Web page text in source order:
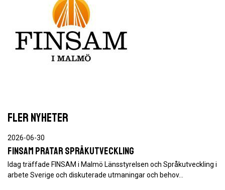
FLER NYHETER
2026-06-30
FINSAM pratar språkutveckling
Idag träffade FINSAM i Malmö Länsstyrelsen och Språkutveckling i
arbete Sverige och diskuterade utmaningar och behov…